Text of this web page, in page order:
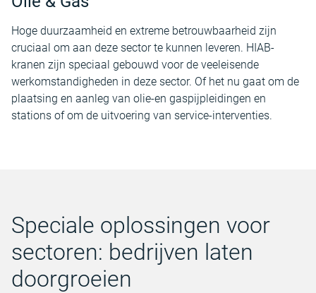
Hoge duurzaamheid en extreme betrouwbaarheid zijn
cruciaal om aan deze sector te kunnen leveren. HIAB-
kranen zijn speciaal gebouwd voor de veeleisende
werkomstandigheden in deze sector. Of het nu gaat om de
plaatsing en aanleg van olie-en gaspijpleidingen en
stations of om de uitvoering van service-interventies.
Speciale oplossingen voor
sectoren: bedrijven laten
doorgroeien